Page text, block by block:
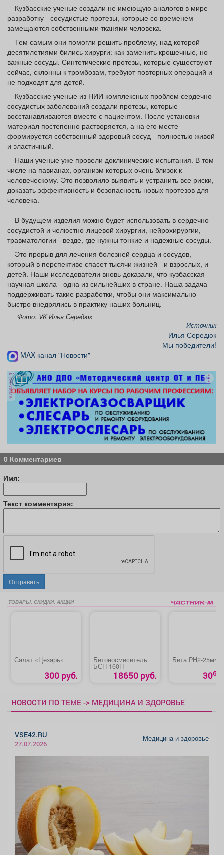
Афиша Обучение Проекты
Товары Поздравления Погода
ТВ программа Я - пенсионер
Кузбасские ученые создали не имеющую аналогов в мире
разработку - сосудистые протезы, которые со временем
замещаются собственными тканями человека.
Тем самым они помогли решить проблему, над которой
десятилетиями бились хирурги: как заменить крошечные, но
важные сосуды. Синтетические протезы, которые существуют
сейчас, склонны к тромбозам, требуют повторных операций и
не подходят для детей.
Кузбасские ученые из НИИ комплексных проблем сердечно-
сосудистых заболеваний создали протезы, которые
восстанавливаются вместе с пациентом. После установки
материал постепенно растворяется, а на его месте
формируется собственный здоровый сосуд - полностью живой
и эластичный.
Наши ученые уже провели доклинические испытания. В том
числе на павианах, организм которых очень близок к
человеческому. Это позволило выявить и устранить все риски,
доказать эффективность и безопасность новых протезов для
человека.
В будущем изделия можно будет использовать в сердечно-
сосудистой и челюстно-лицевой хирургии, нейрохирургии,
травматологии - везде, где нужны тонкие и надежные сосуды.
Это прорыв для лечения болезней сердца и сосудов,
который в перспективе спасет тысячи жизней - и взрослых, и
детей. Наши исследователи вновь доказали, что кузбасская
научная школа - одна из сильнейших в стране. Наша задача -
поддерживать такие разработки, чтобы они максимально
быстро внедрялись в практику наших больниц.
Фото: VK Илья Середюк
Источник
Илья Середюк
Мы победители!
MAX-канал "Новости"
реклама
0 Комментариев
Имя:
Текст комментария:
Отправить
ТОВАРЫ, СКИДКИ, АКЦИИ
Салат «Цезарь»
300 руб.
Бетоносмеситель
БСН-160П
18650 руб.
Бита PH2-25мм
3069
НОВОСТИ ПО ТЕМЕ -> МЕДИЦИНА И ЗДОРОВЬЕ
VSE42.RU
27.07.2026
Медицина и здоровье